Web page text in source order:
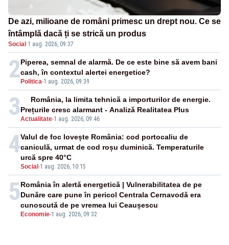
De azi, milioane de români primesc un drept nou. Ce se
întâmplă dacă ți se strică un produs
Social ·1 aug. 2026, 09:37
2 Politica-1 aug. 2026, 09:39
Piperea, semnal de alarmă. De ce este bine să avem bani
cash, în contextul alertei energetice?
3Actualitate-1 aug. 2026, 09:46
România, la limita tehnică a importurilor de energie.
Prețurile cresc alarmant - Analiză Realitatea Plus
4
Social -1 aug. 2026, 10:15
Valul de foc lovește România: cod portocaliu de
caniculă, urmat de cod roșu duminică. Temperaturile
urcă spre 40°C
5
Economie-1 aug. 2026, 09:32
România în alertă energetică | Vulnerabilitatea de pe
Dunăre care pune în pericol Centrala Cernavodă era
cunoscută de pe vremea lui Ceaușescu